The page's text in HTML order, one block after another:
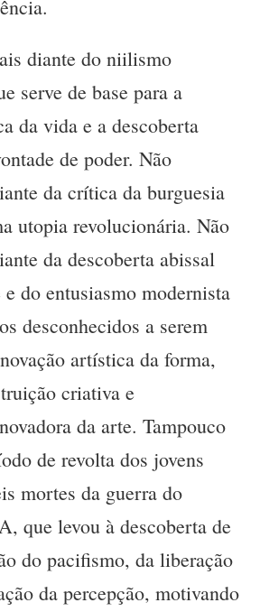
diante do niilismo
serve de base para a
da vida e a descoberta
de poder. Não
da crítica da burguesia
utopia revolucionária. Não
da descoberta abissal
do entusiasmo modernista
desconhecidos a serem
artística da forma,
criativa e
da arte. Tampouco
de revolta dos jovens
mortes da guerra do
que levou à descoberta de
do pacifismo, da liberação
da percepção, motivando